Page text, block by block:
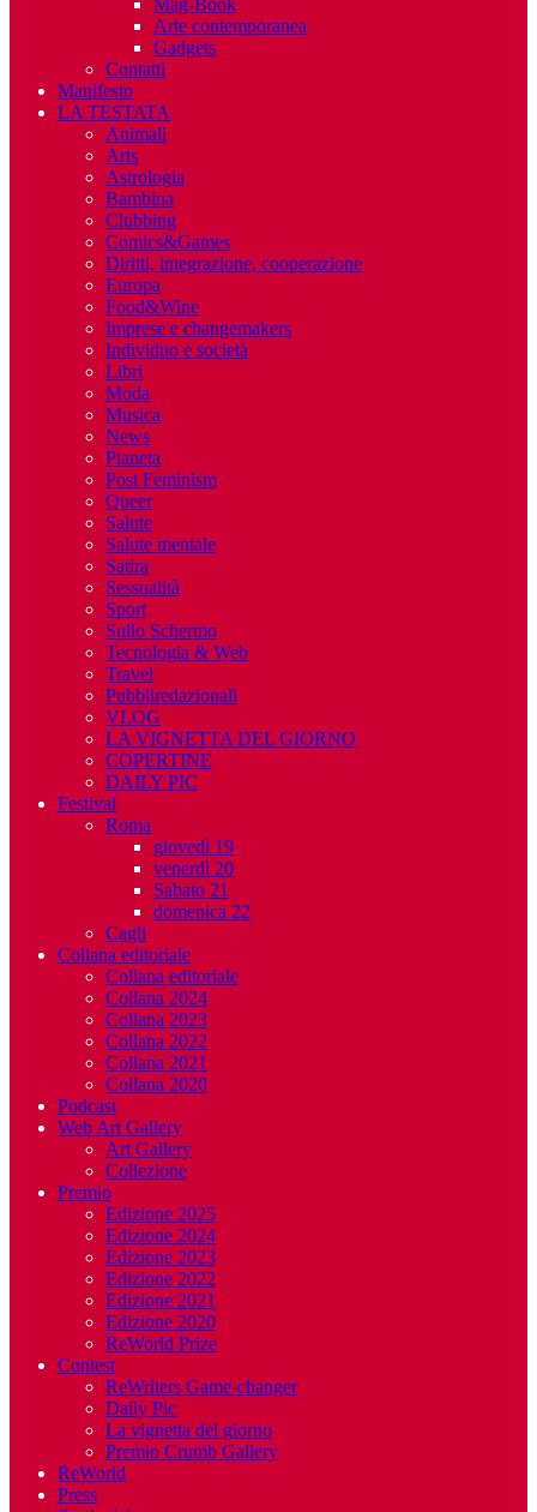
Mag-Book
Arte contemporanea
Gadgets
Contatti
Manifesto
LA TESTATA
Animali
Arts
Astrologia
Bambinə
Clubbing
Comics&Games
Diritti, integrazione, cooperazione
Europa
Food&Wine
Imprese e changemakers
Individuo e società
Libri
Moda
Musica
News
Pianeta
Post Feminism
Queer
Salute
Salute mentale
Satira
Sessualità
Sport
Sullo Schermo
Tecnologia & Web
Travel
Pubbliredazionali
VLOG
LA VIGNETTA DEL GIORNO
COPERTINE
DAILY PIC
Festival
Roma
giovedì 19
venerdì 20
Sabato 21
domenica 22
Cagli
Collana editoriale
Collana editoriale
Collana 2024
Collana 2023
Collana 2022
Collana 2021
Collana 2020
Podcast
Web Art Gallery
Art Gallery
Collezione
Premio
Edizione 2025
Edizione 2024
Edizione 2023
Edizione 2022
Edizione 2021
Edizione 2020
ReWorld Prize
Contest
ReWriters Game-changer
Daily Pic
La vignetta del giorno
Premio Crumb Gallery
ReWorld
Press